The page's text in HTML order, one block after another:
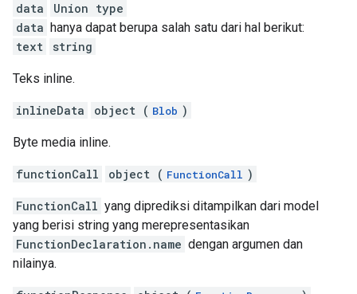
data
Union type
data hanya dapat berupa salah satu dari hal berikut:
text
string
Teks inline.
inlineData object ( Blob )
Byte media inline.
functionCall object ( FunctionCall )
FunctionCall yang diprediksi ditampilkan dari model
yang berisi string yang merepresentasikan
FunctionDeclaration.name dengan argumen dan
nilainya.